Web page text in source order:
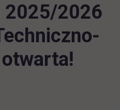
2025/2026